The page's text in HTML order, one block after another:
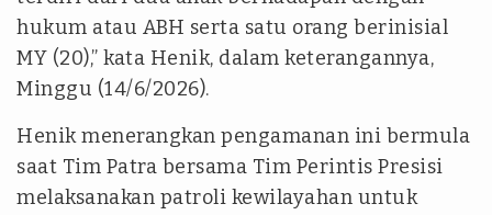
hukum atau ABH serta satu orang berinisial
MY (20),” kata Henik, dalam keterangannya,
Minggu (14/6/2026).
Henik menerangkan pengamanan ini bermula
saat Tim Patra bersama Tim Perintis Presisi
melaksanakan patroli kewilayahan untuk